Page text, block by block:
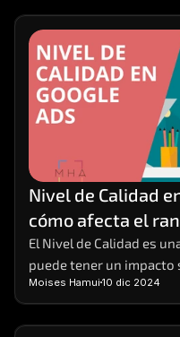
Nivel de Calidad
cómo afecta el
cómo mejorarlo
El Nivel de Calidad es
puede tener un
Moises Hamui 10 dic 2024